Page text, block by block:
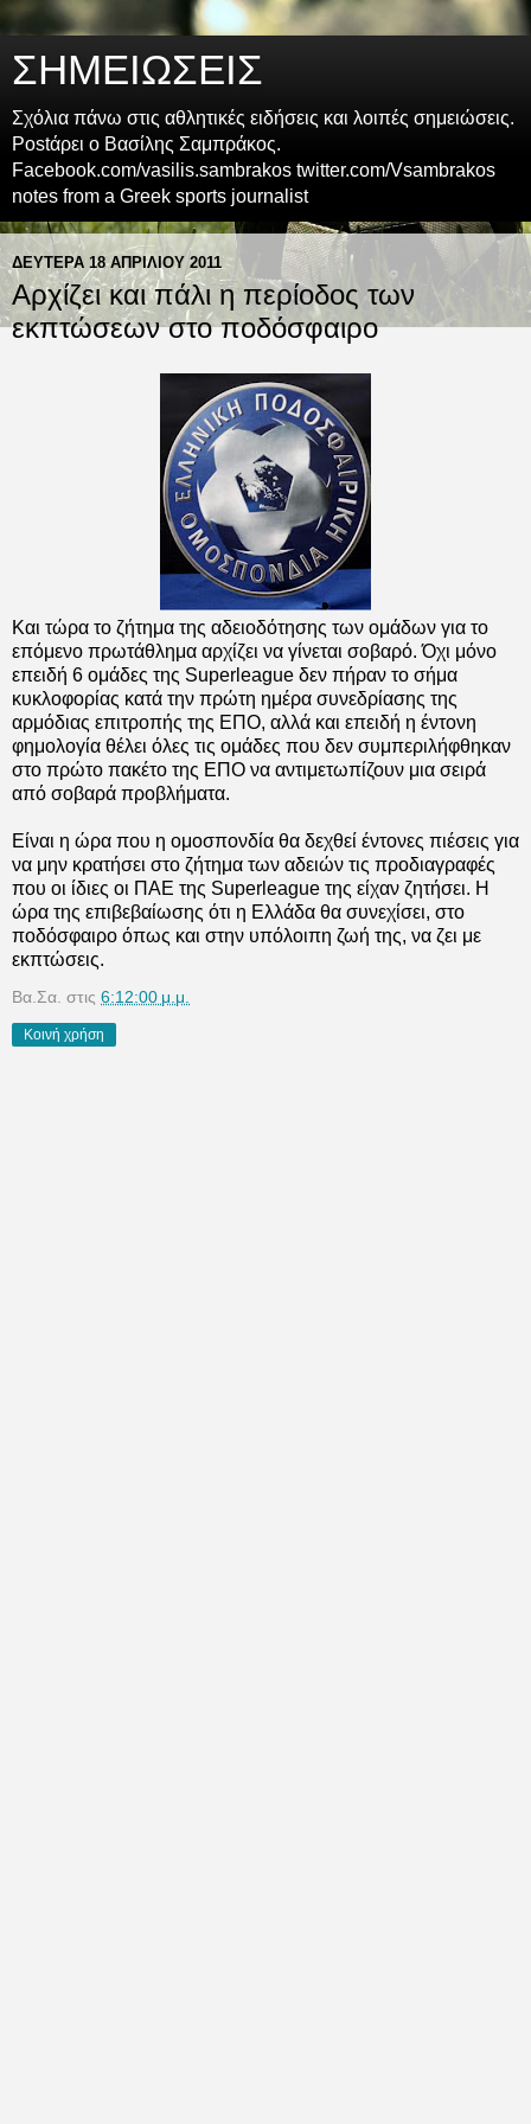
ΣΗΜΕΙΩΣΕΙΣ
Σχόλια πάνω στις αθλητικές ειδήσεις και λοιπές σημειώσεις.
Postάρει ο Βασίλης Σαμπράκος.
Facebook.com/vasilis.sambrakos twitter.com/Vsambrakos
notes from a Greek sports journalist
ΔΕΥΤΈΡΑ 18 ΑΠΡΙΛΊΟΥ 2011
Αρχίζει και πάλι η περίοδος των
εκπτώσεων στο ποδόσφαιρο
Και τώρα το ζήτημα της αδειοδότησης των ομάδων για το
επόμενο πρωτάθλημα αρχίζει να γίνεται σοβαρό. Όχι μόνο
επειδή 6 ομάδες της Superleague δεν πήραν το σήμα
κυκλοφορίας κατά την πρώτη ημέρα συνεδρίασης της
αρμόδιας επιτροπής της ΕΠΟ, αλλά και επειδή η έντονη
φημολογία θέλει όλες τις ομάδες που δεν συμπεριλήφθηκαν
στο πρώτο πακέτο της ΕΠΟ να αντιμετωπίζουν μια σειρά
από σοβαρά προβλήματα.
Είναι η ώρα που η ομοσπονδία θα δεχθεί έντονες πιέσεις για
να μην κρατήσει στο ζήτημα των αδειών τις προδιαγραφές
που οι ίδιες οι ΠΑΕ της Superleague της είχαν ζητήσει. Η
ώρα της επιβεβαίωσης ότι η Ελλάδα θα συνεχίσει, στο
ποδόσφαιρο όπως και στην υπόλοιπη ζωή της, να ζει με
εκπτώσεις.
Βα.Σα. στις 6:12:00 μ.μ.
Κοινή χρήση